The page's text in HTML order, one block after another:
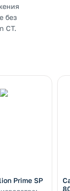
без
CT.
Prime SP